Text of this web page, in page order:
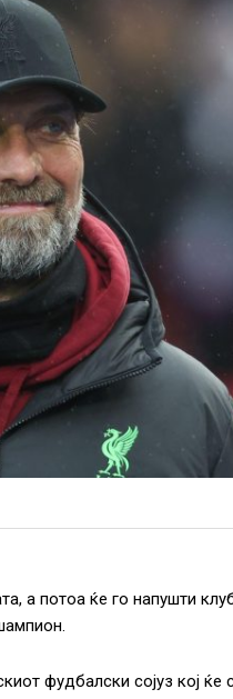
а потоа ќе го напушти
фудбалски сојуз кој